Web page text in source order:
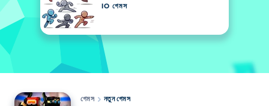
IO গেমস
গেমস নতুন গেমস